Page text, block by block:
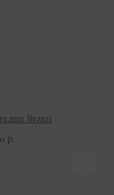
Braun
р.